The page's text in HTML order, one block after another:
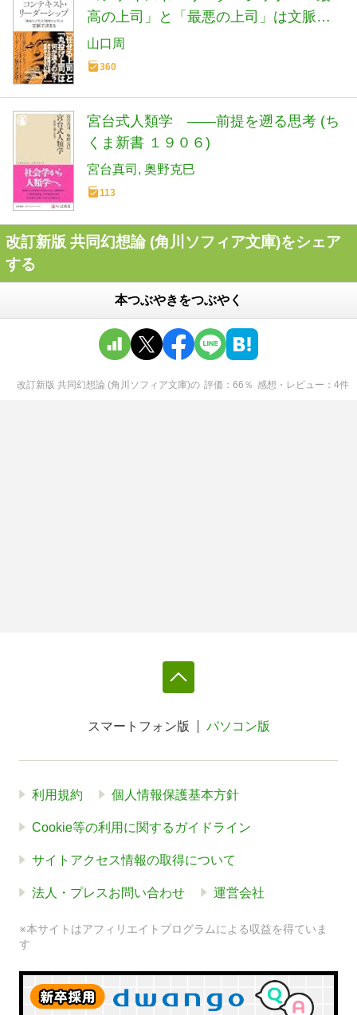
高の上司」と「最悪の上司」は文脈で
決まる (光文社新書 1406)
山口周
360
宮台式人類学 ――前提を遡る思考 (ち
くま新書 １９０６)
宮台真司 奥野克巳
113
改訂新版 共同幻想論 (角川ソフィア文庫)をシェア
する
本つぶやきをつぶやく
改訂新版 共同幻想論 (角川ソフィア文庫)の 評価 66 ％ 感想・レビュー 4件
スマートフォン版 パソコン版
利用規約 個人情報保護基本方針
Cookie等の利用に関するガイドライン
サイトアクセス情報の取得について
法人・プレスお問い合わせ 運営会社
※本サイトはアフィリエイトプログラムによる収益を得ていま
す